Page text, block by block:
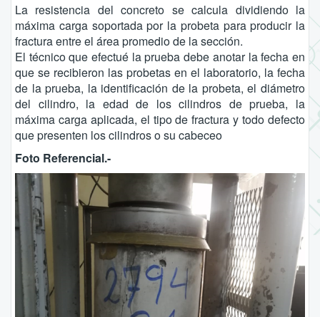
La resistencia del concreto se calcula dividiendo la
máxima carga soportada por la probeta para producir la
fractura entre el área promedio de la sección.
El técnico que efectué la prueba debe anotar la fecha en
que se recibieron las probetas en el laboratorio, la fecha
de la prueba, la identificación de la probeta, el diámetro
del cilindro, la edad de los cilindros de prueba, la
máxima carga aplicada, el tipo de fractura y todo defecto
que presenten los cilindros o su cabeceo
Foto Referencial.-